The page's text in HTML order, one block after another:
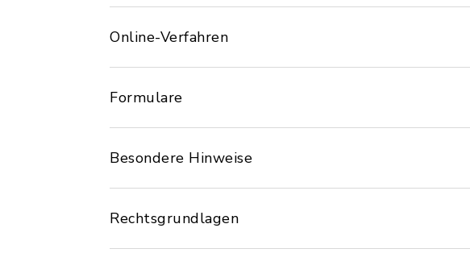
Online-Verfahren
Formulare
Besondere Hinweise
Rechtsgrundlagen